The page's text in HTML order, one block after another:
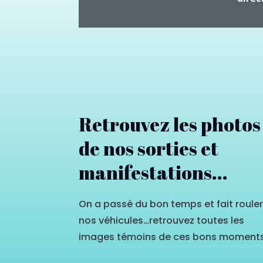
Retrouvez les photos
de nos sorties et
manifestations...
On a passé du bon temps et fait rouler
nos véhicules…retrouvez toutes les
images témoins de ces bons